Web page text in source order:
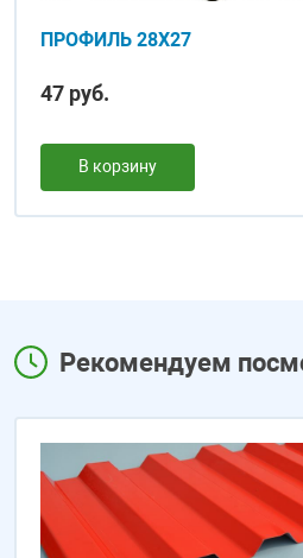
ПРОФИЛЬ 28Х27
47 руб.
В корзину
Рекомендуем